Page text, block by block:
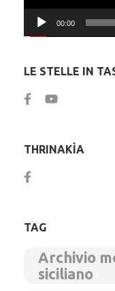
00:00
LE STELLE IN
THRINAKÌA
TAG
Archivio
siciliano